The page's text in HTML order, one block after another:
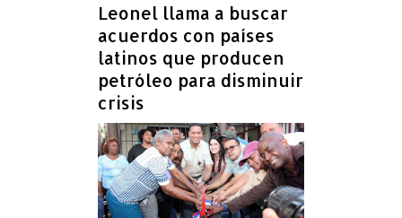
Leonel llama a buscar
acuerdos con países
latinos que producen
petróleo para disminuir
crisis